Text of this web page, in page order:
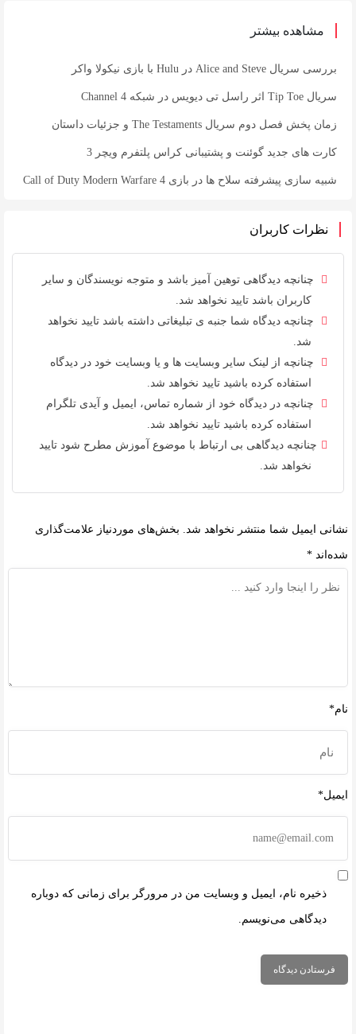
مشاهده بیشتر
بررسی سریال Alice and Steve در Hulu با بازی نیکولا واکر
سریال Tip Toe اثر راسل تی دیویس در شبکه Channel 4
زمان پخش فصل دوم سریال The Testaments و جزئیات داستان
کارت های جدید گوئنت و پشتیبانی کراس پلتفرم ویچر 3
شبیه سازی پیشرفته سلاح ها در بازی Call of Duty Modern Warfare 4
نظرات کاربران
چنانچه دیدگاهی توهین آمیز باشد و متوجه نویسندگان و سایر
کاربران باشد تایید نخواهد شد.
چنانچه دیدگاه شما جنبه ی تبلیغاتی داشته باشد تایید نخواهد
شد.
چنانچه از لینک سایر وبسایت ها و یا وبسایت خود در دیدگاه
استفاده کرده باشید تایید نخواهد شد.
چنانچه در دیدگاه خود از شماره تماس، ایمیل و آیدی تلگرام
استفاده کرده باشید تایید نخواهد شد.
چنانچه دیدگاهی بی ارتباط با موضوع آموزش مطرح شود تایید
نخواهد شد.
نشانی ایمیل شما منتشر نخواهد شد. بخش‌های موردنیاز علامت‌گذاری
شده‌اند *
نام*
ایمیل*
ذخیره نام، ایمیل و وبسایت من در مرورگر برای زمانی که دوباره
دیدگاهی می‌نویسم.